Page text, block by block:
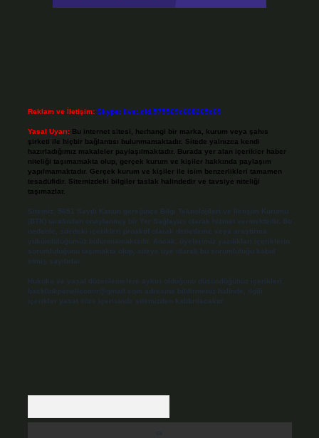
Reklam ve İletişim: Skype: live:.cid.575569c608265c69
Yasal Uyarı: Bu internet sitesi, herhangi bir marka, kurum veya şahıs
şirketi ile hiçbir bağlantısı bulunmamaktadır. Sitede yalnızca kendi
hazırladığımız makaleler paylaşılmaktadır. Burada yer alan içerikler haber
niteliği taşımamakta olup, gerçek kurum ve kişiler hakkında paylaşım
yapılmamaktadır. Gerçek kurum ve kişiler ile isim benzerlikleri tamamen
tesadüfidir. Sitemizdeki bilgiler taslak halindedir ve tavsiye niteliği
taşımazlar.
Sitemiz, 5651 Sayılı Kanun gereğince Bilgi Teknolojileri ve İletişim Kurumu
(BTK) tarafından onaylanmış bir Yer Sağlayıcı olarak hizmet vermektedir. Bu
nedenle, sitedeki içerikleri proaktif olarak denetleme veya araştırma
yükümlülüğümüz bulunmamaktadır. Ancak, üyelerimiz yazdıkları içeriklerin
sorumluluğunu taşımakta olup, siteye üye olarak bu sorumluluğu kabul
etmiş sayılırlar.
Hukuka ve yasal düzenlemelere aykırı olduğunu düşündüğünüz içerikleri,
backlinkpanelicomtr@gmail.com adresine bildirmeniz halinde, ilgili
içerikler yasal süre içerisinde sitemizden kaldırılacaktır.